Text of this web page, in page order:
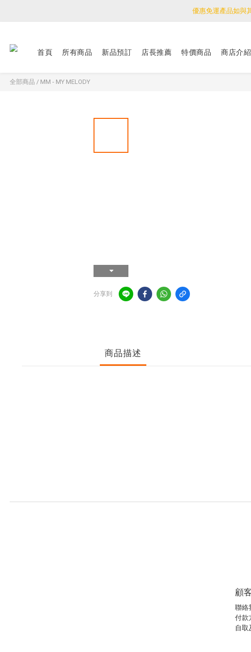
優惠免運產品如與
優惠免運產品如與
<公告>感謝支持！我們團隊
優惠免運產品如與
首頁 所有商品 新品預訂 店長推薦 特價商品 商店介紹
全部商品 / MM - MY MELODY
分享到
商品描述
顧
聯絡
付款
自取